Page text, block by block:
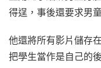
得逞，事後還要求男
他還將所有影片儲存
把學生當作是自己的